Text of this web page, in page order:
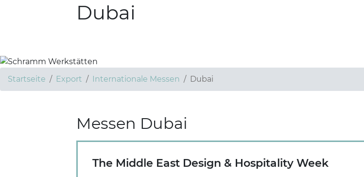
Dubai
Startseite Export Internationale Messen Dubai
Messen Dubai
The Middle East Design & Hospitality Week